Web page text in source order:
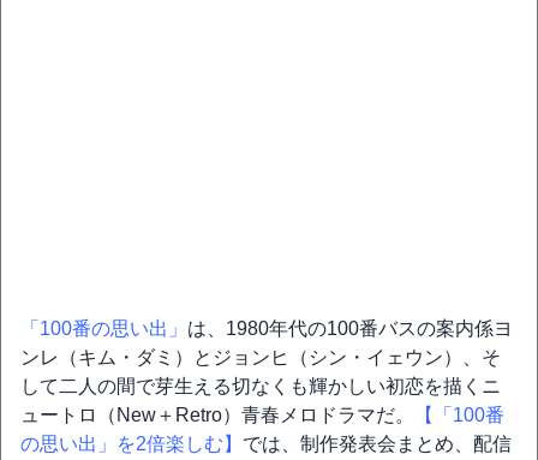
「100番の思い出」 は、1980年代の100番バスの案内係ヨ
ンレ（キム・ダミ）とジョンヒ（シン・イェウン）、そ
して二人の間で芽生える切なくも輝かしい初恋を描くニ
ュートロ（New＋Retro）青春メロドラマだ。
【「100番
の思い出」を2倍楽しむ】 では、制作発表会まとめ、配信